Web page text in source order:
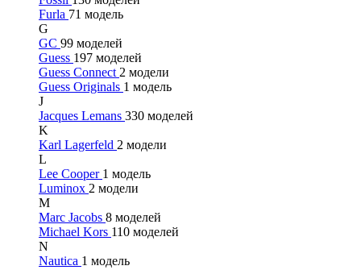
Furla 71 модель
G
GC 99 моделей
Guess 197 моделей
Guess Connect 2 модели
Guess Originals 1 модель
J
Jacques Lemans 330 моделей
K
Karl Lagerfeld 2 модели
L
Lee Cooper 1 модель
Luminox 2 модели
M
Marc Jacobs 8 моделей
Michael Kors 110 моделей
N
Nautica 1 модель